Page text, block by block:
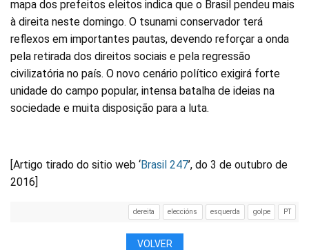
mapa dos prefeitos eleitos indica que o Brasil pendeu mais
à direita neste domingo. O tsunami conservador terá
reflexos em importantes pautas, devendo reforçar a onda
pela retirada dos direitos sociais e pela regressão
civilizatória no país. O novo cenário político exigirá forte
unidade do campo popular, intensa batalha de ideias na
sociedade e muita disposição para a luta.
[Artigo tirado do sitio web ‘Brasil 247’, do 3 de outubro de
2016]
dereita eleccións esquerda golpe PT
VOLVER